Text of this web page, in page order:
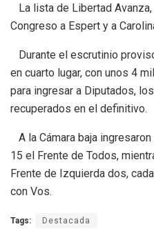
La lista de Libertad
Congreso a Espert y a
Durante el escrutinio
en cuarto lugar, con unos 4
para ingresar a Diputados,
recuperados en el definitivo.
A la Cámara baja
15 el Frente de Todos,
Frente de Izquierda dos,
con Vos.
Tags: Destacada